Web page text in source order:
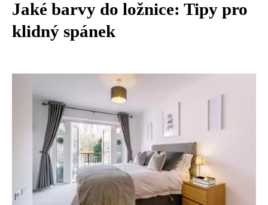
Jaké barvy do ložnice: Tipy pro
klidný spánek